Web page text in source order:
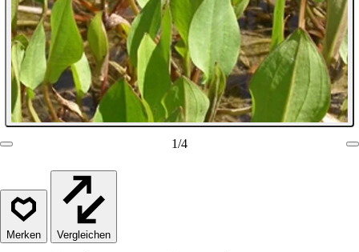
1/4
Vergleichen